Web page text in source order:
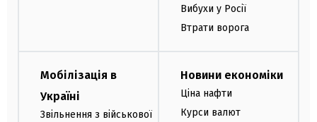
Вибухи у Росії
Втрати ворога
Мобілізація в
Україні
Звільнення з військової
Новини економіки
Ціна нафти
Курси валют